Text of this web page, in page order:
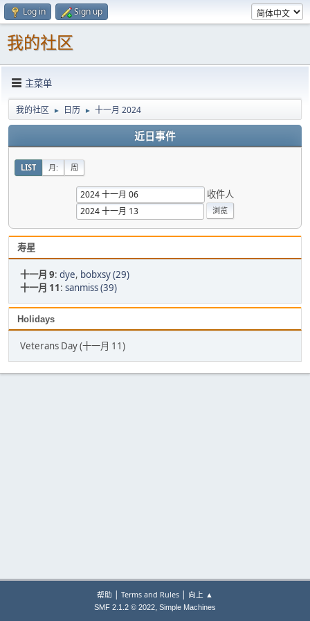
Log in Sign up
我的社区
主菜单
我的社区 ► 日历 ► 十一月 2024
近日事件
LIST 月: 周
收件人
寿星
十一月 9: dye, bobxsy (29)
十一月 11: sanmiss (39)
Holidays
Veterans Day (十一月 11)
帮助 | Terms and Rules | 向上 ▲
SMF 2.1.2 © 2022, Simple Machines